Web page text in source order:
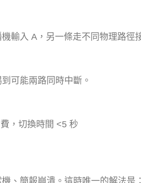
機輸入 A，另一條走不同物理路徑
可能兩路同時中斷。
，切換時間 <5 秒
、簡報崩潰。這時唯一的解法是